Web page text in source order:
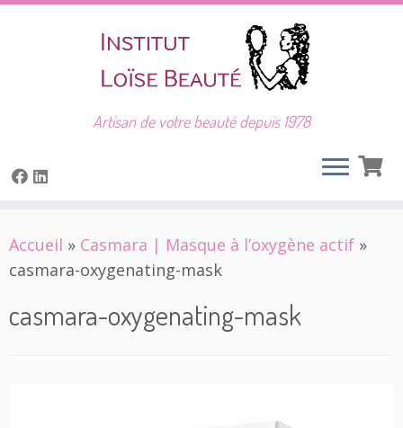
to
content
Artisan de votre beauté depuis 1978
Accueil » Casmara | Masque à l’oxygène actif »
casmara-oxygenating-mask
casmara-oxygenating-mask